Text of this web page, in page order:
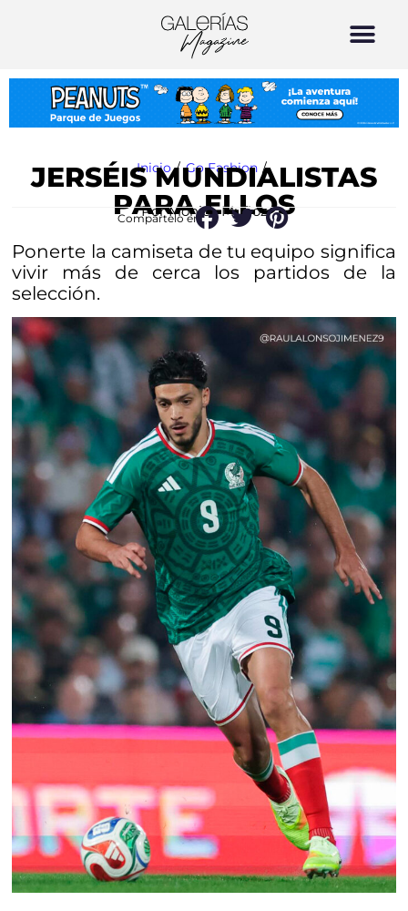
Inicio / Go Fashion /
JERSÉIS MUNDIALISTAS
PARA ELLOS
Por Mónica Muñoz
Compártelo en:
Ponerte la camiseta de tu equipo significa
vivir más de cerca los partidos de la
selección.